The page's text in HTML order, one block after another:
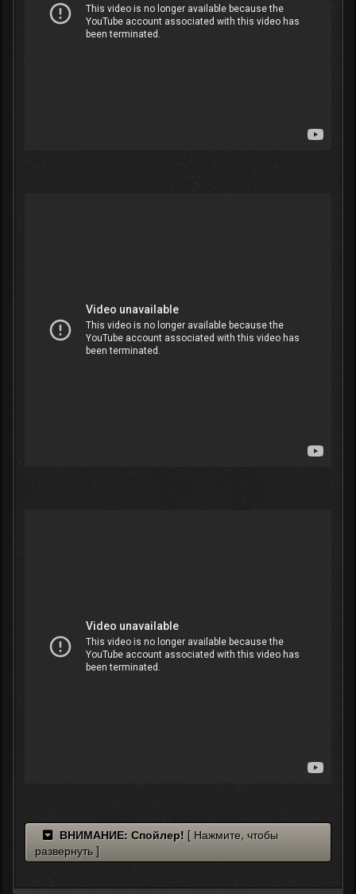
ВНИМАНИЕ: Спойлер! [ Нажмите, чтобы
развернуть ]